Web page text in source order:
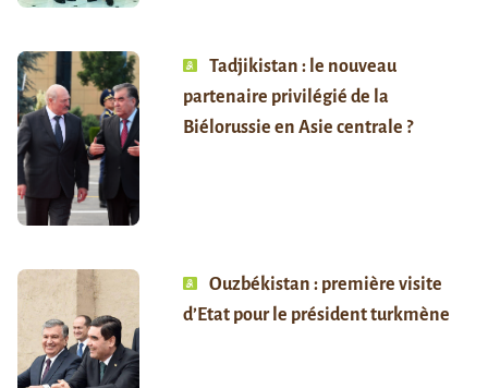
Tadjikistan : le nouveau
partenaire privilégié de la
Biélorussie en Asie centrale ?
Ouzbékistan : première visite
d’Etat pour le président turkmène